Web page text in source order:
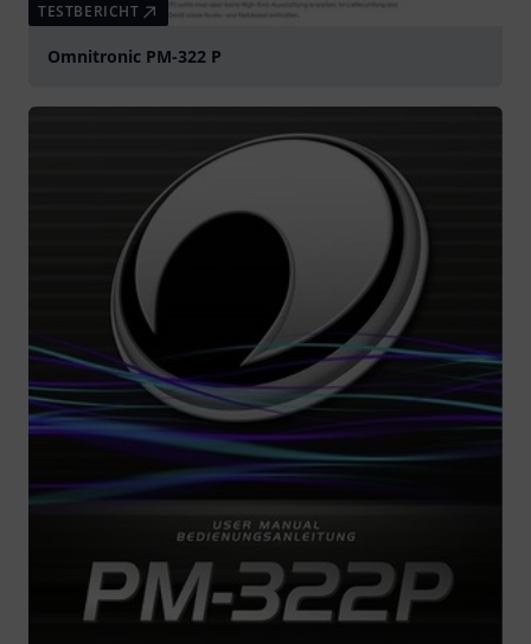
TESTBERICHT
Omnitronic PM-322 P